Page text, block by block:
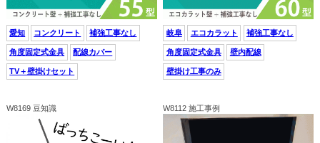
愛知 コンクリート 補強工事なし
角度固定式金具 配線カバー
TV＋壁掛けセット
岐阜 エコカラット 補強工事なし
角度固定式金具 壁内配線
壁掛け工事のみ
W8169 豆知識 W8112 施工事例